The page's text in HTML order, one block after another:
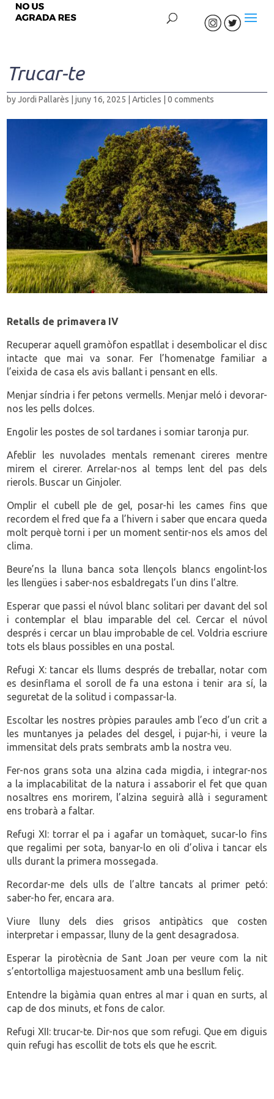
Trucar-te
byJordi Pallarès |juny 16, 2025 |Articles |0 comments
Retalls de primavera IV
Recuperar aquell gramòfon espatllat i desembolicar el disc
intacte que mai va sonar. Fer l’homenatge familiar a
l’eixida de casa els avis ballant i pensant en ells.
Menjar síndria i fer petons vermells. Menjar meló i devorar-
nos les pells dolces.
Engolir les postes de sol tardanes i somiar taronja pur.
Afeblir les nuvolades mentals remenant cireres mentre
mirem el cirerer. Arrelar-nos al temps lent del pas dels
rierols. Buscar un Ginjoler.
Omplir el cubell ple de gel, posar-hi les cames fins que
recordem el fred que fa a l’hivern i saber que encara queda
molt perquè torni i per un moment sentir-nos els amos del
clima.
Beure’ns la lluna banca sota llençols blancs engolint-los
les llengües i saber-nos esbaldregats l’un dins l’altre.
Esperar que passi el núvol blanc solitari per davant del sol
i contemplar el blau imparable del cel. Cercar el núvol
després i cercar un blau improbable de cel. Voldria escriure
tots els blaus possibles en una postal.
Refugi X: tancar els llums després de treballar, notar com
es desinflama el soroll de fa una estona i tenir ara sí, la
seguretat de la solitud i compassar-la.
Escoltar les nostres pròpies paraules amb l’eco d’un crit a
les muntanyes ja pelades del desgel, i pujar-hi, i veure la
immensitat dels prats sembrats amb la nostra veu.
Fer-nos grans sota una alzina cada migdia, i integrar-nos
a la implacabilitat de la natura i assaborir el fet que quan
nosaltres ens morirem, l’alzina seguirà allà i segurament
ens trobarà a faltar.
Refugi XI: torrar el pa i agafar un tomàquet, sucar-lo fins
que regalimi per sota, banyar-lo en oli d’oliva i tancar els
ulls durant la primera mossegada.
Recordar-me dels ulls de l’altre tancats al primer petó:
saber-ho fer, encara ara.
Viure lluny dels dies grisos antipàtics que costen
interpretar i empassar, lluny de la gent desagradosa.
Esperar la pirotècnia de Sant Joan per veure com la nit
s’entortolliga majestuosament amb una besllum feliç.
Entendre la bigàmia quan entres al mar i quan en surts, al
cap de dos minuts, et fons de calor.
Refugi XII: trucar-te. Dir-nos que som refugi. Que em diguis
quin refugi has escollit de tots els que he escrit.